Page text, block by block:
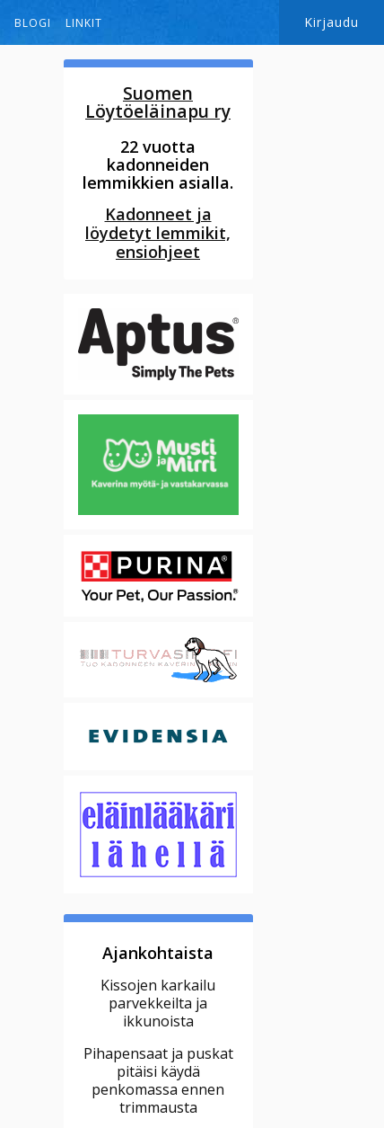
BLOGI LINKIT Kirjaudu
Suomen
Löytöeläinapu ry
22 vuotta
kadonneiden
lemmikkien asialla.
Kadonneet ja
löydetyt lemmikit,
ensiohjeet
Ajankohtaista
Kissojen karkailu
parvekkeilta ja
ikkunoista
Pihapensaat ja puskat
pitäisi käydä
penkomassa ennen
trimmausta